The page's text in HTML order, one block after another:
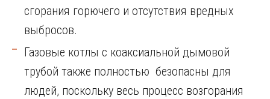
сгорания горючего и отсутствия вредных
выбросов.
Газовые котлы с коаксиальной дымовой
трубой также полностью безопасны для
людей, поскольку весь процесс возгорания